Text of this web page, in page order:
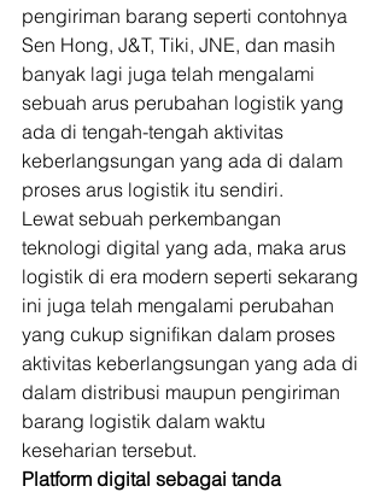
pengiriman barang seperti contohnya
Sen Hong, J&T, Tiki, JNE, dan masih
banyak lagi juga telah mengalami
sebuah arus perubahan logistik yang
ada di tengah-tengah aktivitas
keberlangsungan yang ada di dalam
proses arus logistik itu sendiri.
Lewat sebuah perkembangan
teknologi digital yang ada, maka arus
logistik di era modern seperti sekarang
ini juga telah mengalami perubahan
yang cukup signifikan dalam proses
aktivitas keberlangsungan yang ada di
dalam distribusi maupun pengiriman
barang logistik dalam waktu
keseharian tersebut.
Platform digital sebagai tanda